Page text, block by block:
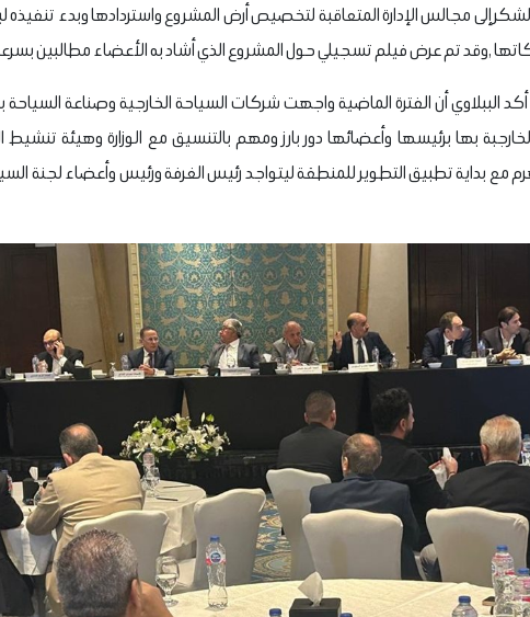
إلى مجالس الإدارة المتعاقبة لتخصيص أرض المشروع واستردادها وبدء تنفيذه
,وقد تم عرض فيلم تسجيلي حول المشروع الذي أشاد به الأعضاء مطالبين
الببلاوي أن الفترة الماضية واجهت شركات السياحة الخارجية وصناعة
بها برئيسها وأعضائها دور بارز ومهم بالتنسيق مع الوزارة وهيئة
بداية تطبيق التطوير للمنطقة ليتواجد رئيس الغرفة ورئيس وأعضاء لجنة